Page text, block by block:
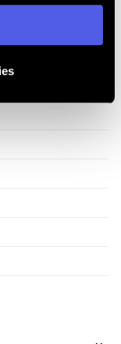
ochrany